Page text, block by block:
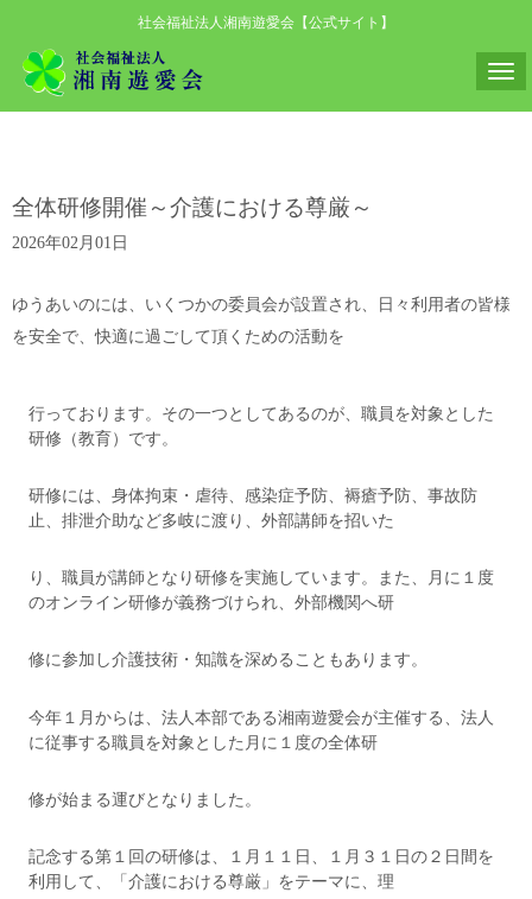
社会福祉法人湘南遊愛会【公式サイト】
N
a
i
全体研修開催～介護における尊厳～
2026年02月01日
ゆうあいのには、いくつかの委員会が設置され、日々利用者の皆様
を安全で、快適に過ごして頂くための活動を
行っております。その一つとしてあるのが、職員を対象とした
研修（教育）です。
研修には、身体拘束・虐待、感染症予防、褥瘡予防、事故防
止、排泄介助など多岐に渡り、外部講師を招いた
り、職員が講師となり研修を実施しています。また、月に１度
のオンライン研修が義務づけられ、外部機関へ研
修に参加し介護技術・知識を深めることもあります。
今年１月からは、法人本部である湘南遊愛会が主催する、法人
に従事する職員を対象とした月に１度の全体研
修が始まる運びとなりました。
記念する第１回の研修は、１月１１日、１月３１日の２日間を
利用して、「介護における尊厳」をテーマに、理